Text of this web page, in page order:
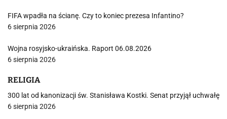
FIFA wpadła na ścianę. Czy to koniec prezesa Infantino?
6 sierpnia 2026
Wojna rosyjsko-ukraińska. Raport 06.08.2026
6 sierpnia 2026
RELIGIA
300 lat od kanonizacji św. Stanisława Kostki. Senat przyjął uchwałę
6 sierpnia 2026